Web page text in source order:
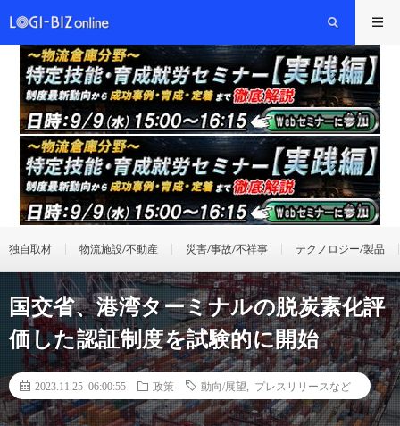
独自取材 物流施設/不動産 災害/事故/不祥事 テクノロジー/製品
国交省、港湾ターミナルの脱炭素化評
価した認証制度を試験的に開始
2023.11.25 06:00:55 政策 動向/展望 プレスリリースなど